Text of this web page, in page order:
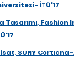
İTÜ'17
Tasarımı,
SUNY